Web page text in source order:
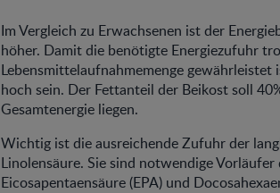
Im Vergleich zu Erwachsenen ist der
höher. Damit die benötigte Energiezufuhr
Lebensmittelaufnahmemenge
hoch sein. Der Fettanteil der Beikost soll
Gesamtenergie liegen.
Wichtig ist die ausreichende Zufuhr der
Linolensäure. Sie sind notwendige Vorläufer
Eicosapentaensäure (EPA) und